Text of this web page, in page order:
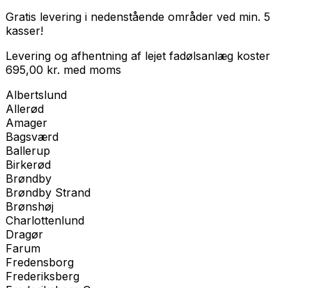
Gratis levering i nedenstående områder ved min. 5
kasser!
Levering og afhentning af lejet fadølsanlæg koster
695,00 kr. med moms
Albertslund
Allerød
Amager
Bagsværd
Ballerup
Birkerød
Brøndby
Brøndby Strand
Brønshøj
Charlottenlund
Dragør
Farum
Fredensborg
Frederiksberg